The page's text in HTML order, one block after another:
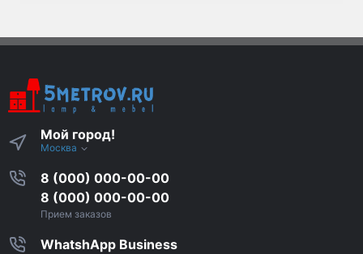
Мой город!
Москва
8 (000) 000-00-00
8 (000) 000-00-00
Прием заказов
WhatshApp Business